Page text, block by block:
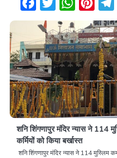
शनि शिंगणापुर मंदिर न्यास ने 114
कर्मियों को किया बर्खास्त
शनि शिंगणापुर मंदिर न्यास ने 114 मुस्लिम